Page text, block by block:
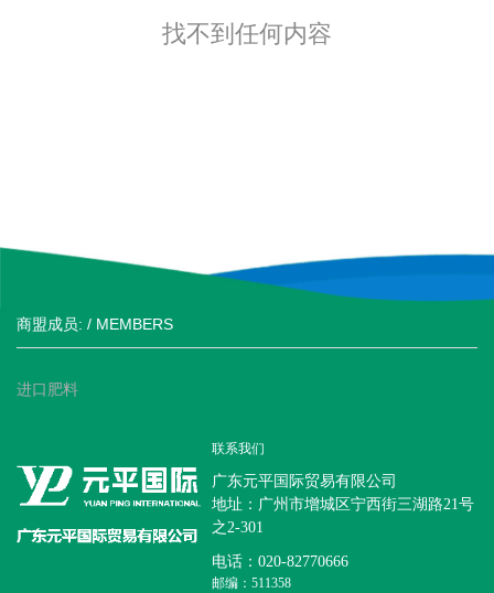
找不到任何内容
商盟成员: / MEMBERS
进口肥料
联系我们
广东元平国际贸易有限公司
地址：广州市增城区宁西街三湖路21号
之2-301
电话：020-82770666
邮编：511358